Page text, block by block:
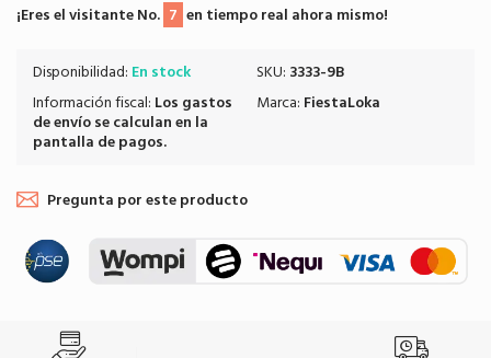
¡Eres el visitante No. 7 en tiempo real ahora mismo!
Disponibilidad: En stock
Información fiscal: Los gastos
de envíose calculan en la
pantalla de pagos.
SKU: 3333-9B
Marca: FiestaLoka
Pregunta por este producto